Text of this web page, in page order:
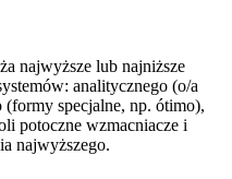
najwyższe lub najniższe
analitycznego (o/a
specjalne, np. ótimo),
potoczne wzmacniacze i
najwyższego.